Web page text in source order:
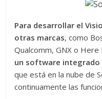
Para desarrollar el
otras marcas, como
Qualcomm, GNX o Here
un software
que está en la nube de
continuamente las